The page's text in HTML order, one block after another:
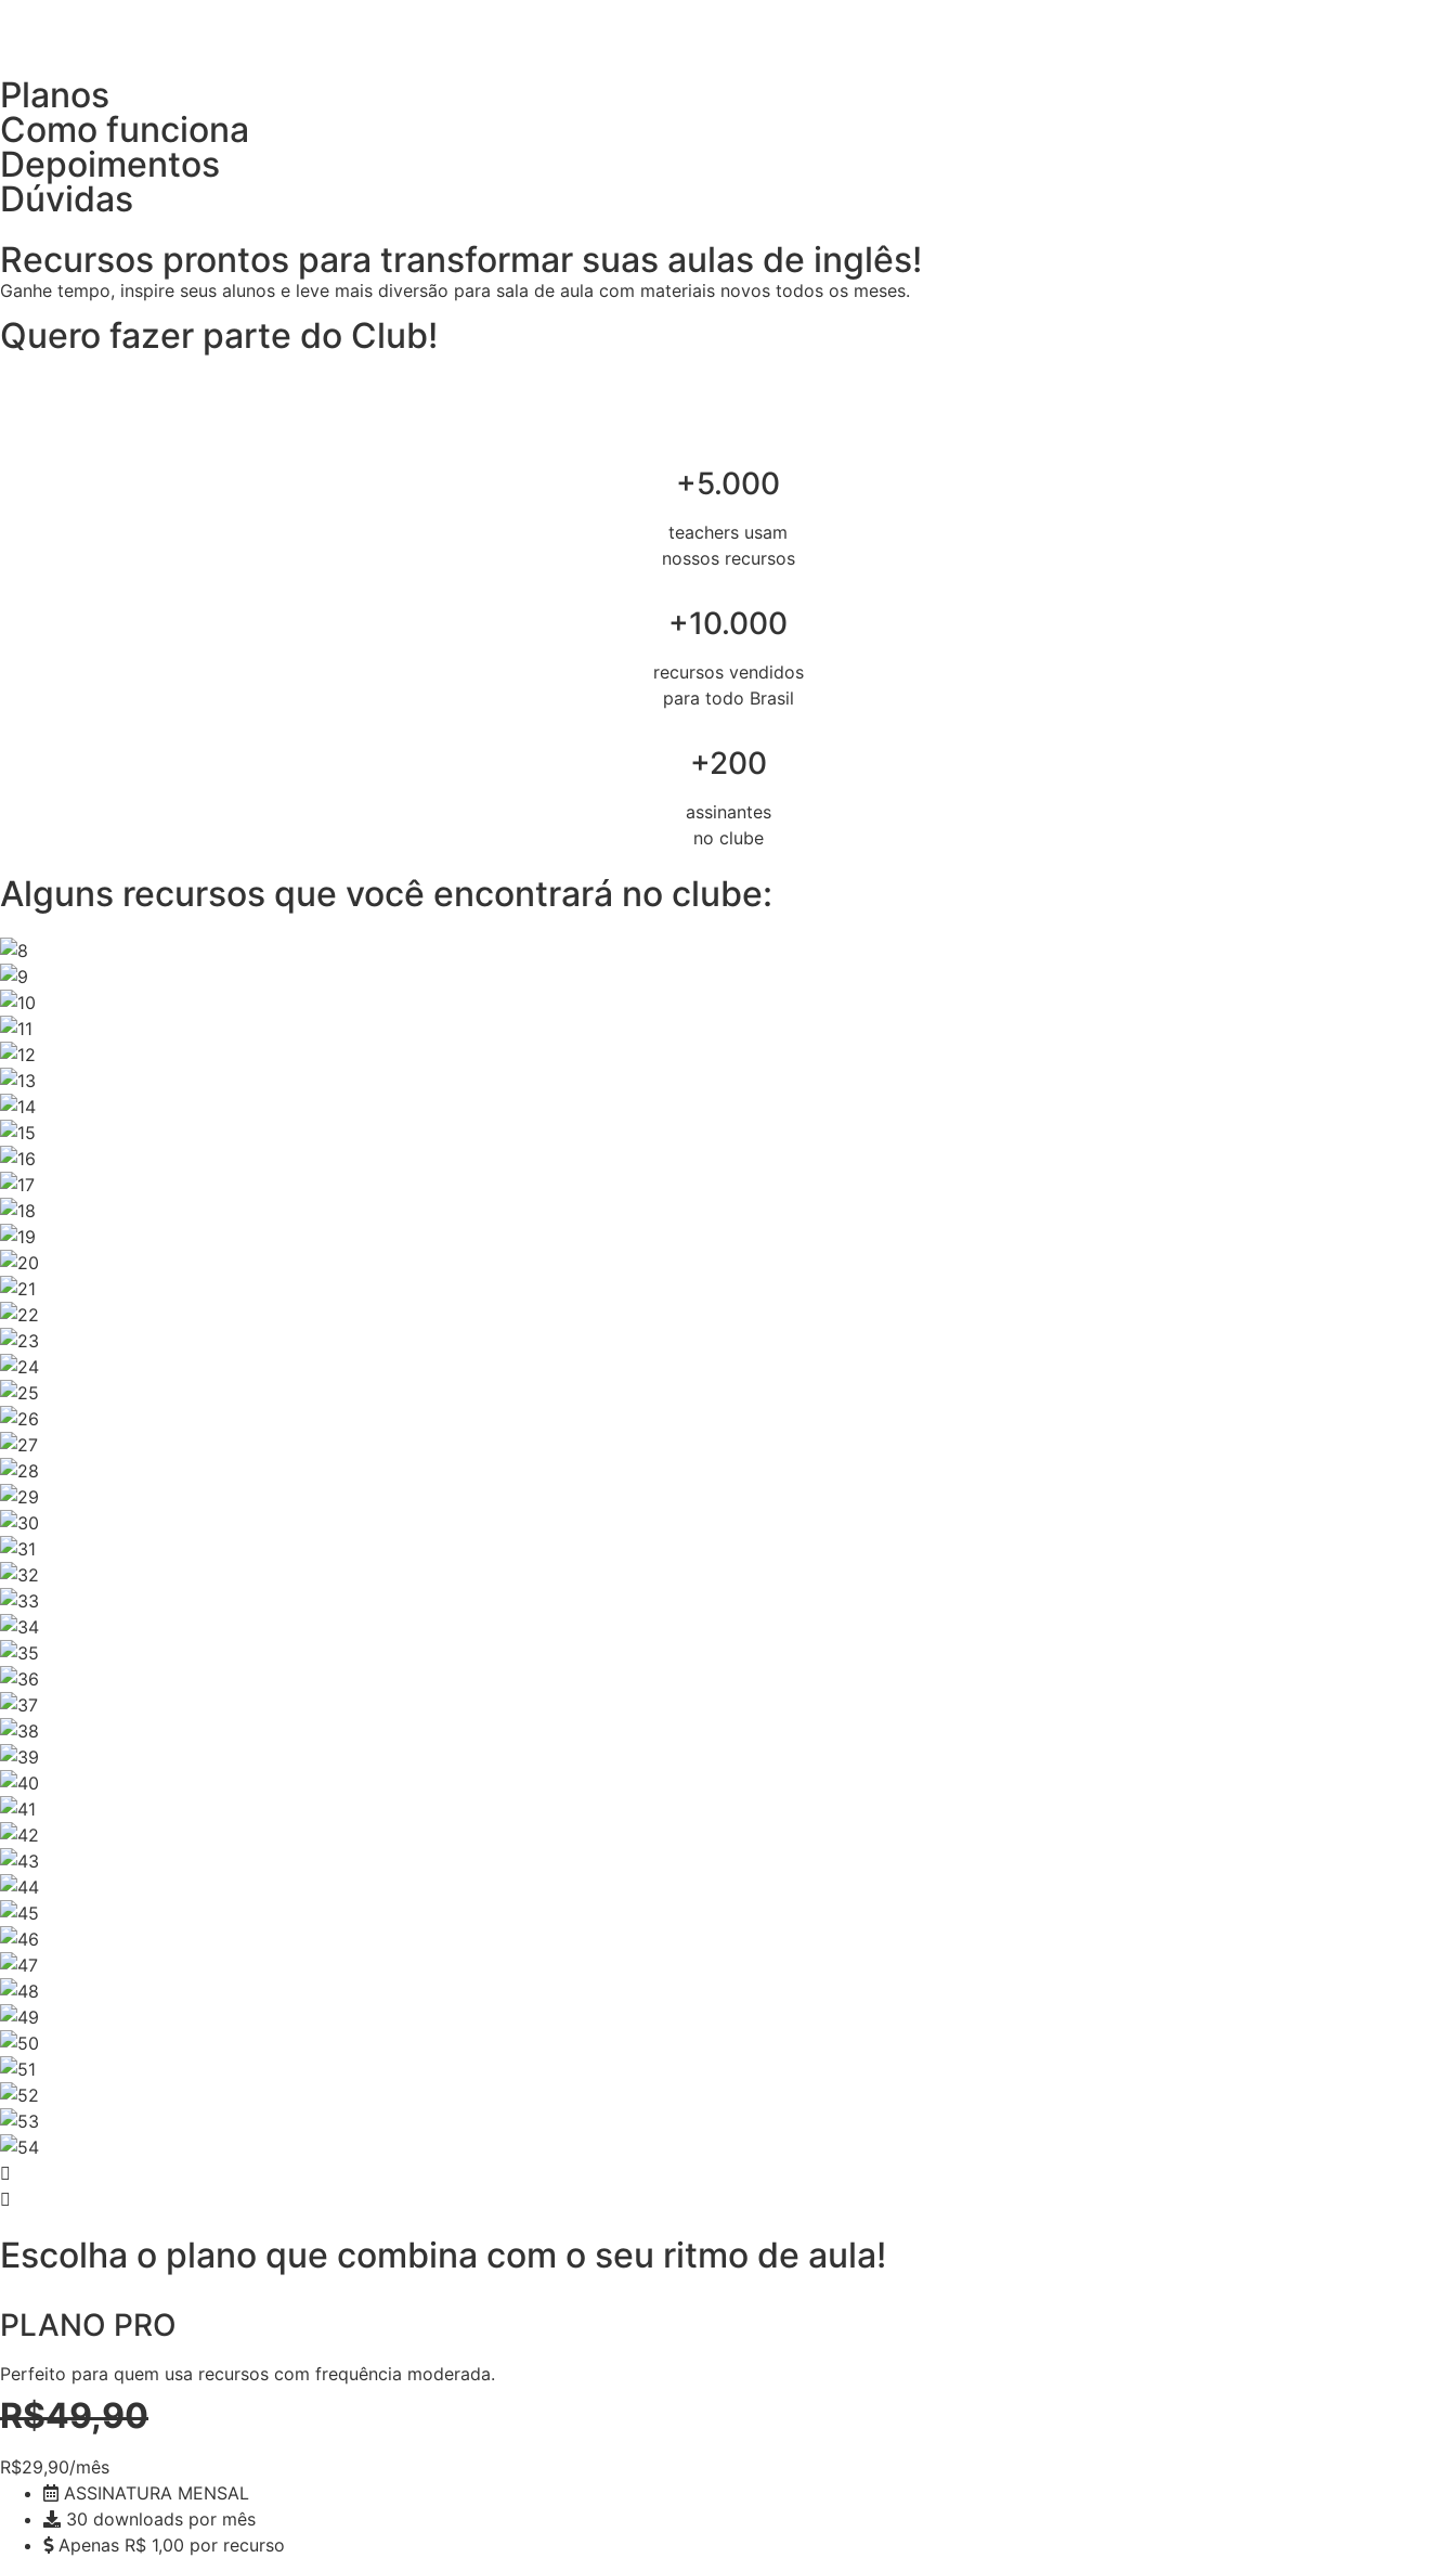
Planos
Como funciona
Depoimentos
Dúvidas
Recursos prontos para transformar suas aulas de inglês!
Ganhe tempo, inspire seus alunos e leve mais diversão para sala de aula com materiais novos todos os meses.
Quero fazer parte do Club!
+5.000
teachers usam
nossos recursos
+10.000
recursos vendidos
para todo Brasil
+200
assinantes
no clube
Alguns recursos que você encontrará no clube:
Escolha o plano que combina com o seu ritmo de aula!
PLANO PRO
Perfeito para quem usa recursos com frequência moderada.
R$49,90
R$29,90/mês
ASSINATURA MENSAL
30 downloads por mês
Apenas R$ 1,00 por recurso